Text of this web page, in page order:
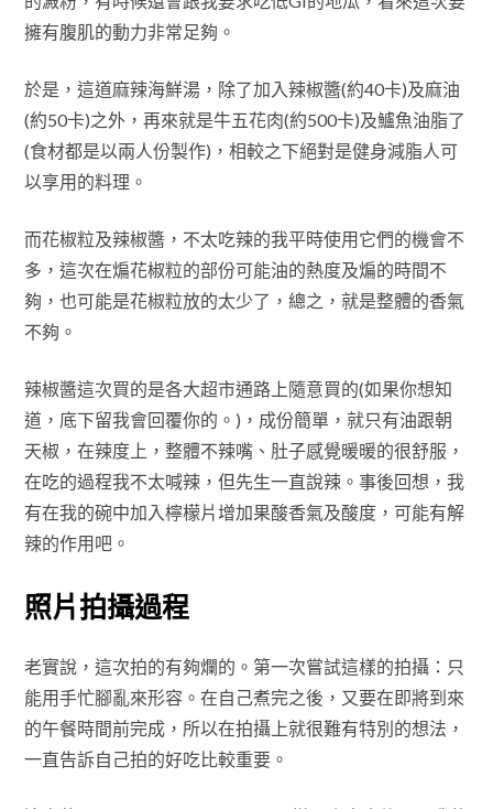
擁有腹肌的動力非常足夠。
於是，這道麻辣海鮮湯，除了加入辣椒醬(約40卡)及麻油
(約50卡)之外，再來就是牛五花肉(約500卡)及鱸魚油脂了
(食材都是以兩人份製作)，相較之下絕對是健身減脂人可
以享用的料理。
而花椒粒及辣椒醬，不太吃辣的我平時使用它們的機會不
多，這次在煸花椒粒的部份可能油的熱度及煸的時間不
夠，也可能是花椒粒放的太少了，總之，就是整體的香氣
不夠。
辣椒醬這次買的是各大超市通路上隨意買的(如果你想知
道，底下留我會回覆你的。)，成份簡單，就只有油跟朝
天椒，在辣度上，整體不辣嘴、肚子感覺暖暖的很舒服，
在吃的過程我不太喊辣，但先生一直說辣。事後回想，我
有在我的碗中加入檸檬片增加果酸香氣及酸度，可能有解
辣的作用吧。
照片拍攝過程
老實說，這次拍的有夠爛的。第一次嘗試這樣的拍攝：只
能用手忙腳亂來形容。在自己煮完之後，又要在即將到來
的午餐時間前完成，所以在拍攝上就很難有特別的想法，
一直告訴自己拍的好吃比較重要。